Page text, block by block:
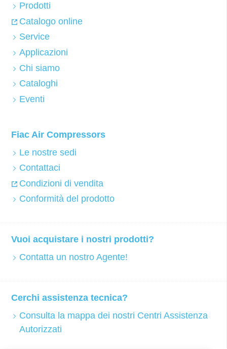
Prodotti
Catalogo online
Service
Applicazioni
Chi siamo
Cataloghi
Eventi
Fiac Air Compressors
Le nostre sedi
Contattaci
Condizioni di vendita
Conformità del prodotto
Vuoi acquistare i nostri prodotti?
Contatta un nostro Agente!
Cerchi assistenza tecnica?
Consulta la mappa dei nostri Centri Assistenza
Autorizzati